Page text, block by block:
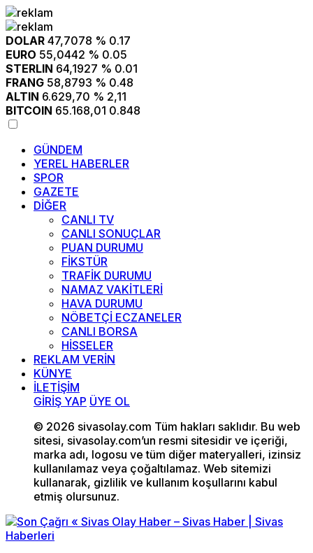
DOLAR 47,7078 % 0.17
EURO 55,0442 % 0.05
STERLIN 64,1927 % 0.01
FRANG 58,8793 % 0.48
ALTIN 6.629,70 % 2,11
BITCOIN 65.168,01 0.848
GÜNDEM
YEREL HABERLER
SPOR
GAZETE
DİĞER
CANLI TV
CANLI SONUÇLAR
PUAN DURUMU
FİKSTÜR
TRAFİK DURUMU
NAMAZ VAKİTLERİ
HAVA DURUMU
NÖBETÇİ ECZANELER
CANLI BORSA
HİSSELER
REKLAM VERİN
KÜNYE
İLETİŞİM
GİRİŞ YAP ÜYE OL
© 2026 sivasolay.com Tüm hakları saklıdır. Bu web
sitesi, sivasolay.com’un resmi sitesidir ve içeriği,
marka adı, logosu ve tüm diğer materyalleri, izinsiz
kullanılamaz veya çoğaltılamaz. Web sitemizi
kullanarak, gizlilik ve kullanım koşullarını kabul
etmiş olursunuz.